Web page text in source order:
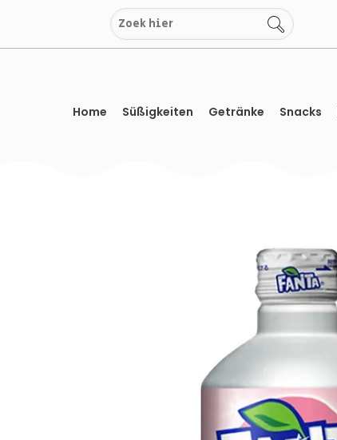
springen
Home Süßigkeiten Getränke Snacks